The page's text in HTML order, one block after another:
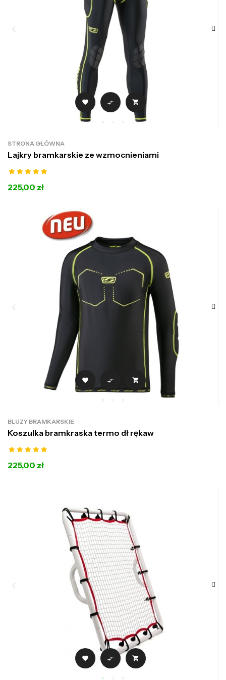
  
STRONA GŁÓWNA
Lajkry bramkarskie ze wzmocnieniami
225,00 zł
  
BLUZY BRAMKARSKIE
Koszulka bramkraska termo dł rękaw
225,00 zł
  